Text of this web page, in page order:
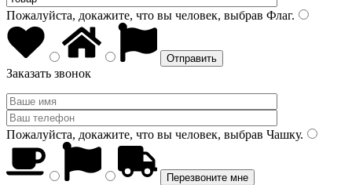
Пожалуйста, докажите, что вы человек, выбрав Флаг.
Заказать звонок
Пожалуйста, докажите, что вы человек, выбрав Чашку.